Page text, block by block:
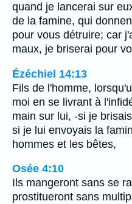
quand je lancerai sur
de la famine, qui
pour vous détruire; car
maux, je briserai pour
Ézéchiel 14:13
Fils de l'homme,
moi en se livrant à
main sur lui, -si je
si je lui envoyais la
hommes et les bêtes,
Osée 4:10
Ils mangeront sans se
prostitueront sans